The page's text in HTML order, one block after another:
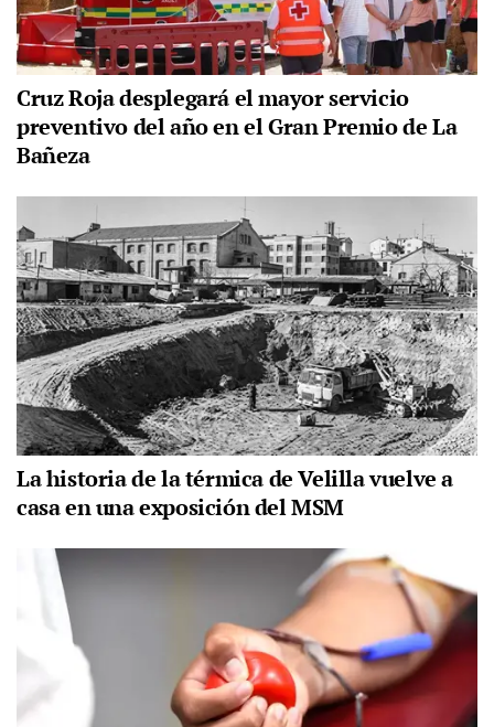
Cruz Roja desplegará el mayor servicio
preventivo del año en el Gran Premio de La
Bañeza
La historia de la térmica de Velilla vuelve a
casa en una exposición del MSM